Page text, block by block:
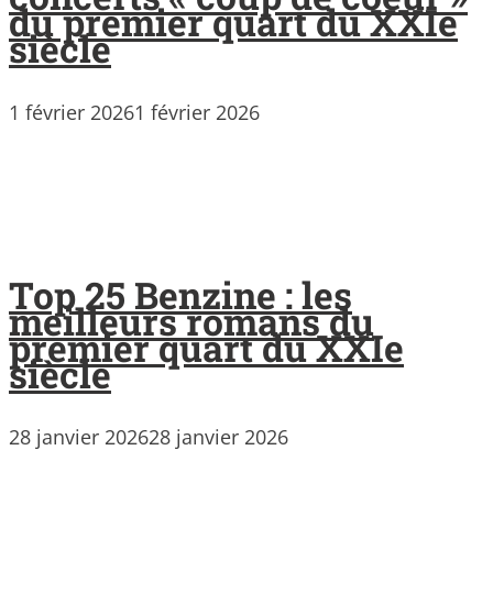
du premier quart du XXIe
siècle
1 février 20261 février 2026
Top 25 Benzine : les
meilleurs romans du
premier quart du XXIe
siècle
28 janvier 202628 janvier 2026